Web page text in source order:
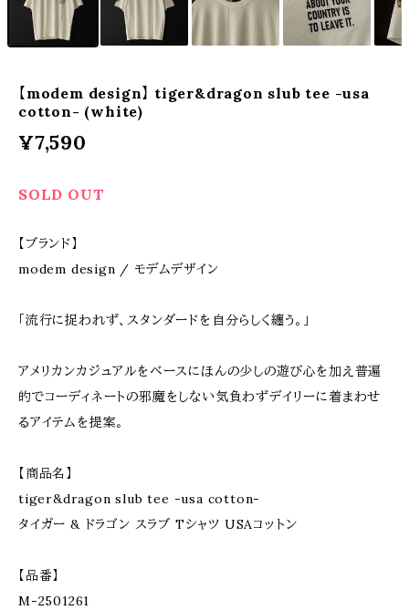
【modem design】 tiger&dragon slub tee -usa
cotton- (white)
¥7,590
SOLD OUT
【ブランド】
modem design / モデムデザイン
「流行に捉われず、スタンダードを自分らしく纏う。」
アメリカンカジュアルをベースにほんの少しの遊び心を加え普遍
的でコーディネートの邪魔をしない気負わずデイリーに着まわせ
るアイテムを提案。
【商品名】
tiger&dragon slub tee -usa cotton-
タイガー & ドラゴン スラブ Tシャツ USAコットン
【品番】
M-2501261